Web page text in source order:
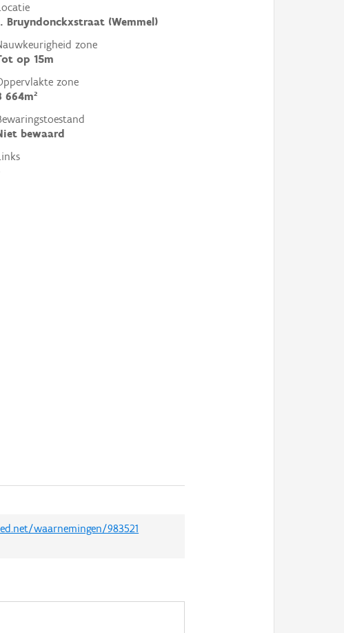
Bruyndonckxstraat (Wemmel)
zone
op 15m
zone
664m²
bewaard
waarnemingen/983521